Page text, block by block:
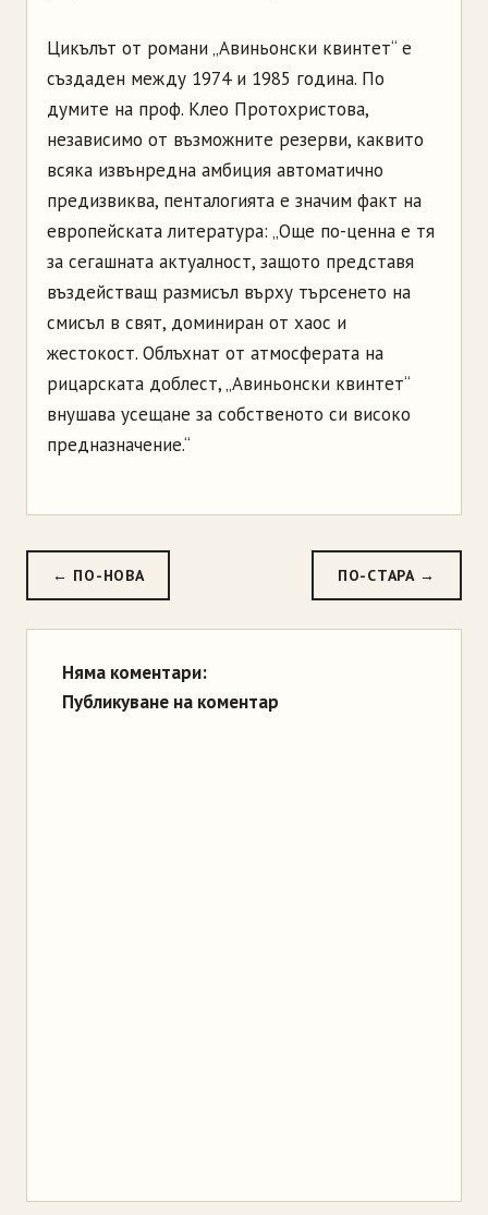
Цикълът от романи „Авиньонски квинтет“ е
създаден между 1974 и 1985 година. По
думите на проф. Клео Протохристова,
независимо от възможните резерви, каквито
всяка извънредна амбиция автоматично
предизвиква, пенталогията е значим факт на
европейската литература: „Още по-ценна е тя
за сегашната актуалност, защото представя
въздействащ размисъл върху търсенето на
смисъл в свят, доминиран от хаос и
жестокост. Облъхнат от атмосферата на
рицарската доблест, „Авиньонски квинтет“
внушава усещане за собственото си високо
предназначение.“
← ПО-НОВА ПО-СТАРА →
Няма коментари:
Публикуване на коментар